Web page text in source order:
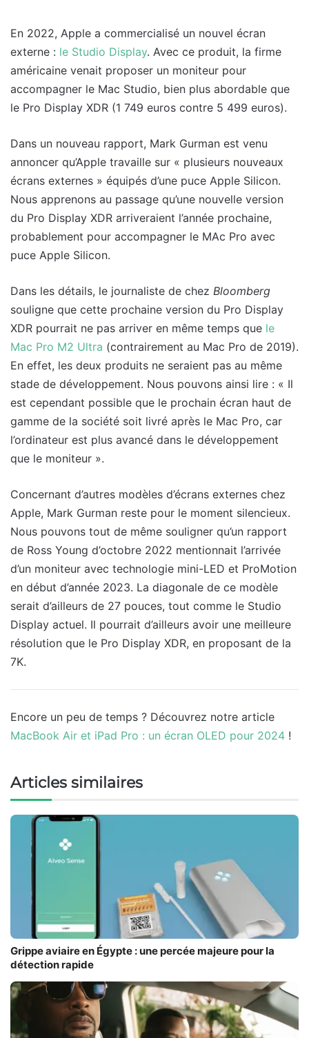
En 2022, Apple a commercialisé un nouvel écran
externe : le Studio Display. Avec ce produit, la firme
américaine venait proposer un moniteur pour
accompagner le Mac Studio, bien plus abordable que
le Pro Display XDR (1 749 euros contre 5 499 euros).
Dans un nouveau rapport, Mark Gurman est venu
annoncer qu’Apple travaille sur « plusieurs nouveaux
écrans externes » équipés d’une puce Apple Silicon.
Nous apprenons au passage qu’une nouvelle version
du Pro Display XDR arriveraient l’année prochaine,
probablement pour accompagner le MAc Pro avec
puce Apple Silicon.
Dans les détails, le journaliste de chez Bloomberg
souligne que cette prochaine version du Pro Display
XDR pourrait ne pas arriver en même temps que le
Mac Pro M2 Ultra (contrairement au Mac Pro de 2019).
En effet, les deux produits ne seraient pas au même
stade de développement. Nous pouvons ainsi lire : « Il
est cependant possible que le prochain écran haut de
gamme de la société soit livré après le Mac Pro, car
l’ordinateur est plus avancé dans le développement
que le moniteur ».
Concernant d’autres modèles d’écrans externes chez
Apple, Mark Gurman reste pour le moment silencieux.
Nous pouvons tout de même souligner qu’un rapport
de Ross Young d’octobre 2022 mentionnait l’arrivée
d’un moniteur avec technologie mini-LED et ProMotion
en début d’année 2023. La diagonale de ce modèle
serait d’ailleurs de 27 pouces, tout comme le Studio
Display actuel. Il pourrait d’ailleurs avoir une meilleure
résolution que le Pro Display XDR, en proposant de la
7K.
Encore un peu de temps ? Découvrez notre article
MacBook Air et iPad Pro : un écran OLED pour 2024 !
Articles similaires
Grippe aviaire en Égypte : une percée majeure pour la
détection rapide